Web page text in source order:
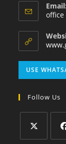
Email:
office
USE
Follow Us